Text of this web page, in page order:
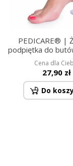
PEDICARE® |
podpiętka do
| dla ulgi pięt i
wstrząsów |
Cena dla
27,90 zł
Do